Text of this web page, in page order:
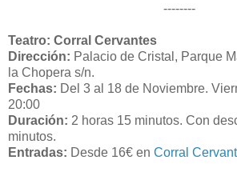
--------
Teatro: Corral Cervantes
Dirección: Palacio de Cristal, Parque
la Chopera s/n.
Fechas: Del 3 al 18 de Noviembre.
20:00
Duración: 2 horas 15 minutos. Con
minutos.
Entradas: Desde 16€ en Corral